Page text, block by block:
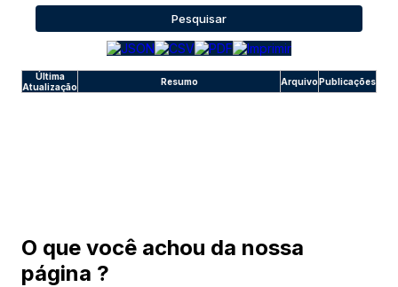
Pesquisar
Última
Atualização
Resumo ArquivoPublicações
O que você achou da nossa
página ?